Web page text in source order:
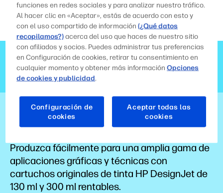
Produzca gráficos llamativos y de alto impacto:
la tinta roja cromática HP crea pósteres y
Produzca fácilmente para una amplia gama de
aplicaciones gráficas y técnicas con
cartuchos originales de tinta HP DesignJet de
130 ml y 300 ml rentables.
Cartucho de tinta DesignJet HP 745
de 300 ml negro fotográfico
(F9K04A)
funciones en redes sociales y para analizar nuestro tráfico.
Al hacer clic en «Aceptar», estás de acuerdo con esto y
con el uso compartido de información(¿Qué datos
recopilamos?)acerca del uso que haces de nuestro sitio
con afiliados y socios. Puedes administrar tus preferencias
en Configuración de cookies, retirar tu consentimiento en
cualquier momento y obtener más informaciónOpciones
de cookies y publicidad.
Configuración de
cookies
Aceptar todas las
cookies